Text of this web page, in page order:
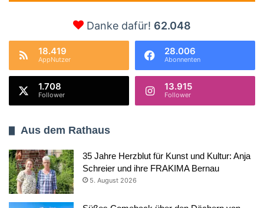
Danke dafür! 62.048
18.419
AppNutzer
28.006
Abonnenten
1.708
Follower
13.915
Follower
Aus dem Rathaus
35 Jahre Herzblut für Kunst und Kultur: Anja
Schreier und ihre FRAKIMA Bernau
5. August 2026